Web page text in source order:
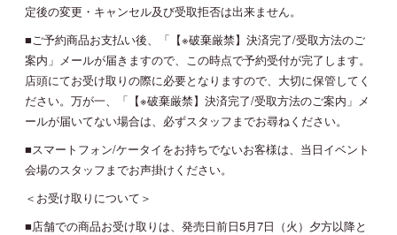
定後の変更・キャンセル及び受取拒否は出来ません。
■ご予約商品お支払い後、「【※破棄厳禁】決済完了/受取方法のご
案内」メールが届きますので、この時点で予約受付が完了します。
店頭にてお受け取りの際に必要となりますので、大切に保管してく
ださい。万が一、「【※破棄厳禁】決済完了/受取方法のご案内」メ
ールが届いてない場合は、必ずスタッフまでお尋ねください。
■スマートフォン/ケータイをお持ちでないお客様は、当日イベント
会場のスタッフまでお声掛けください。
＜お受け取りについて＞
■店舗での商品お受け取りは、発売日前日5月7日（火）夕方以降と